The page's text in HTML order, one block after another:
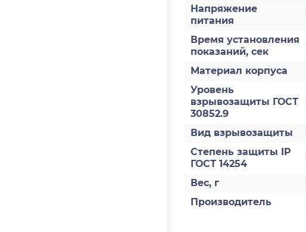
Напряжение
питания
Время установления
показаний, сек
Материал корпуса
Уровень
взрывозащиты ГОСТ
30852.9
Вид взрывозащиты
Степень защиты IP
ГОСТ 14254
Вес, г
Производитель